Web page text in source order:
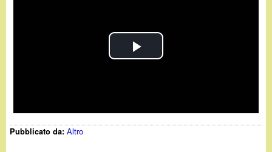
.
c
aP
a
Pubblicato da:Altro